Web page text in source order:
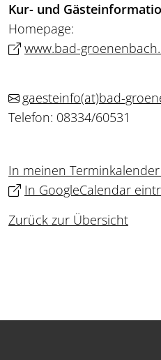
Kur- und
Homepage:
www.bad-
gaesteinfo(at)bad-
Telefon: 08334/60531
In meinen
In GoogleCalendar
Zurück zur Übersicht